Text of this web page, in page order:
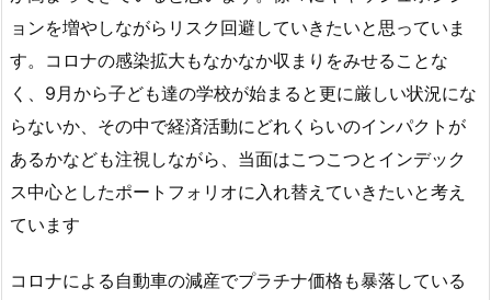
ョンを増やしながらリスク回避していきたいと思っていま
す。コロナの感染拡大もなかなか収まりをみせることな
く、9月から子ども達の学校が始まると更に厳しい状況にな
らないか、その中で経済活動にどれくらいのインパクトが
あるかなども注視しながら、当面はこつこつとインデック
ス中心としたポートフォリオに入れ替えていきたいと考え
ています
コロナによる自動車の減産でプラチナ価格も暴落している